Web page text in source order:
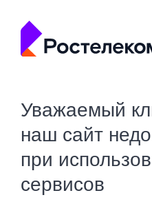
Уважаемый
наш сайт
при
сервисов